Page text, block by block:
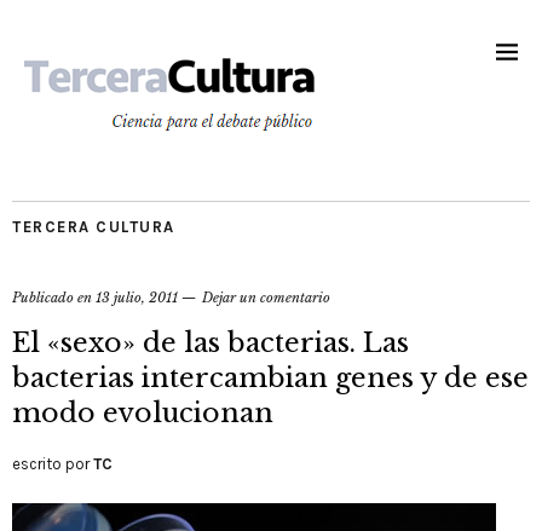
TERCERA CULTURA
Publicado en 13 julio, 2011 Dejar un comentario
El «sexo» de las bacterias. Las
bacterias intercambian genes y de ese
modo evolucionan
escrito porTC